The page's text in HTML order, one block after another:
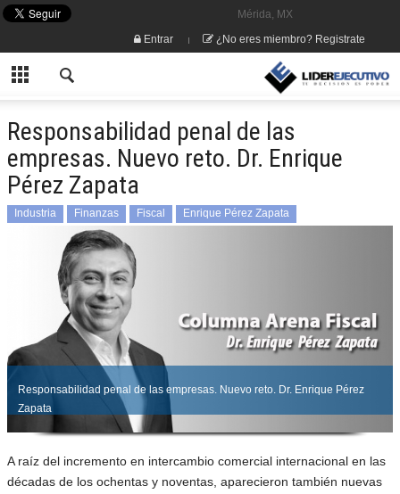
Mérida, MX
Entrar
¿No eres miembro? Registrate
Responsabilidad penal de las
empresas. Nuevo reto. Dr. Enrique
Pérez Zapata
Industria Finanzas Fiscal Enrique Pérez Zapata
Responsabilidad penal de las empresas. Nuevo reto. Dr. Enrique Pérez
Zapata
A raíz del incremento en intercambio comercial internacional en las
décadas de los ochentas y noventas, aparecieron también nuevas